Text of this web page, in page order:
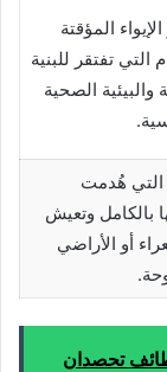
المؤقتة
التي تفتقر للبنية
والبيئية الصحية
التي هُدمت
بالكامل وتعيش
أو الأراضي
تحصدان